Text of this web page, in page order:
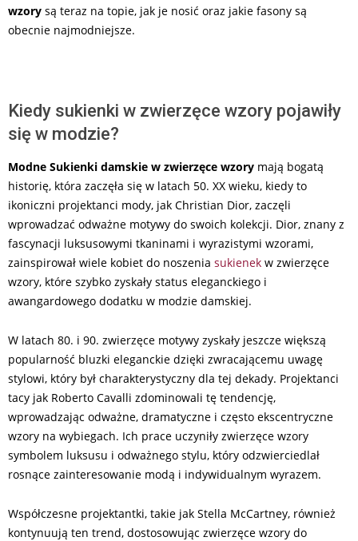
wzory są teraz na topie, jak je nosić oraz jakie fasony są
obecnie najmodniejsze.
Kiedy sukienki w zwierzęce wzory pojawiły
się w modzie?
Modne Sukienki damskie w zwierzęce wzory mają bogatą
historię, która zaczęła się w latach 50. XX wieku, kiedy to
ikoniczni projektanci mody, jak Christian Dior, zaczęli
wprowadzać odważne motywy do swoich kolekcji. Dior, znany z
fascynacji luksusowymi tkaninami i wyrazistymi wzorami,
zainspirował wiele kobiet do noszenia sukienek w zwierzęce
wzory, które szybko zyskały status eleganckiego i
awangardowego dodatku w modzie damskiej.
W latach 80. i 90. zwierzęce motywy zyskały jeszcze większą
popularność bluzki eleganckie dzięki zwracającemu uwagę
stylowi, który był charakterystyczny dla tej dekady. Projektanci
tacy jak Roberto Cavalli zdominowali tę tendencję,
wprowadzając odważne, dramatyczne i często ekscentryczne
wzory na wybiegach. Ich prace uczyniły zwierzęce wzory
symbolem luksusu i odważnego stylu, który odzwierciedlał
rosnące zainteresowanie modą i indywidualnym wyrazem.
Współczesne projektantki, takie jak Stella McCartney, również
kontynuują ten trend, dostosowując zwierzęce wzory do